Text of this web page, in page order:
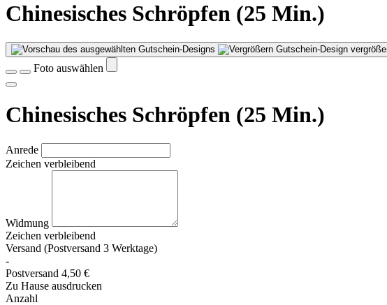
Chinesisches Schröpfen (25 Min.)
Gutschein-Design
Foto auswählen
Chinesisches Schröpfen (25 Min.)
Anrede
Zeichen verbleibend
Widmung
Zeichen verbleibend
Versand (Postversand 3 Werktage)
-
Postversand 4,50 €
Zu Hause ausdrucken
Anzahl